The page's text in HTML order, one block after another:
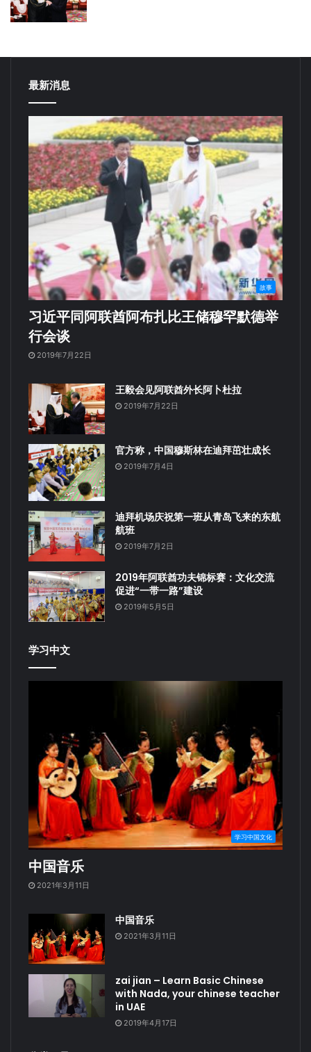
最新消息
故事
习近平同阿联酋阿布扎比王储穆罕默德举
行会谈
2019年7月22日
王毅会见阿联酋外长阿卜杜拉
2019年7月22日
官方称，中国穆斯林在迪拜茁壮成长
2019年7月4日
迪拜机场庆祝第一班从青岛飞来的东航
航班
2019年7月2日
2019年阿联酋功夫锦标赛：文化交流
促进“一带一路”建设
2019年5月5日
学习中文
学习中国文化
中国音乐
2021年3月11日
中国音乐
2021年3月11日
zai jian – Learn Basic Chinese
with Nada, your chinese teacher
in UAE
2019年4月17日